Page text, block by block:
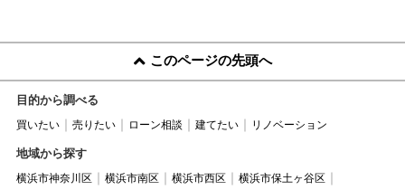
このページの先頭へ
目的から調べる
買いたい 売りたい ローン相談 建てたい リノベーション
地域から探す
横浜市神奈川区 横浜市南区 横浜市西区
横浜市保土ヶ谷区